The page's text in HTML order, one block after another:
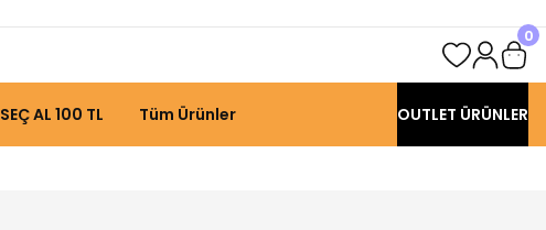
0
SEÇ AL 100 TL Tüm Ürünler OUTLET ÜRÜNLER